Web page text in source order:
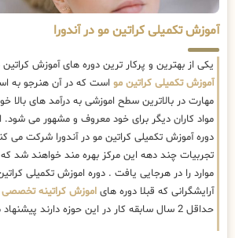
آموزش تکمیلی کراتین مو در آندورا
یکی از بهترین و پرکار ترین دوره های آموزش کراتین
آموزش تکمیلی کراتین مو است که در آن هنرجو به
مهارت در بالاترین سطح اموزشی به درآمد های بالا
مواد کاران دیگر برای خود معروف و مشهور می شود.
دوره آموزش تکمیلی کراتین مو در آندورا شرکت می
تجربیات چند دهه این مرکز بهره مند خواهند شد که
موارد را در هرجایی یافت . دوره اموزش تکمیلی
آرایشگرانی که قبلا دوره های اموزش کراتینه تخصصی
حداقل 2 سال سابقه کار در این حوزه دارند پیشنهاد میشود.